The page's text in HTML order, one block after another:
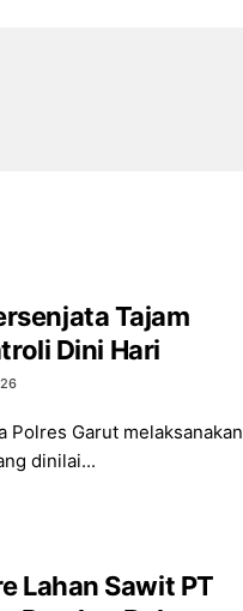
Tajam
Dini Hari
Polres Garut melaksanakan
dinilai...
Lahan Sawit PT